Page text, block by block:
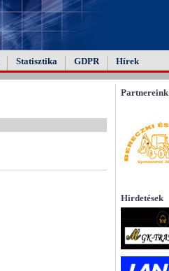
Statisztika GDPR Hírek
Partnereink
Hirdetések